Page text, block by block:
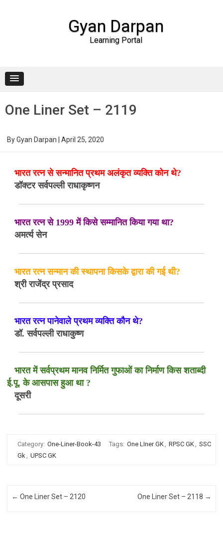
Gyan Darpan
Learning Portal
One Liner Set – 2119
ByGyan Darpan April 25, 2020
भारत रत्न से सन्मानित प्रथम अलंकृत व्यक्ति कोन थे?
डॉक्टर सर्वपल्ली राधाकृष्णन
भारत रत्न से 1999 में किसे सम्मानित किया गया था?
अमर्त्य सेन
भारत रत्न सन्मान की स्थापना किसके द्वारा की गई थी?
श्री राजेंद्र प्रसाद
भारत रत्न पानेवाले प्रथम व्यक्ति कौन थे?
डॉ. सर्वपल्ली राधाकुष्ण
भारत में सर्वप्रथम मानव निर्मित गुफाओं का निर्माण किस शताब्दी
ई.पू. के आसपास हुआ था ?
दूसरी
Category: One-Liner-Book-43 Tags: One LIner GK, RPSC GK, SSC
Gk, UPSC GK
Post navigation
← One Liner Set – 2120 One Liner Set – 2118 →